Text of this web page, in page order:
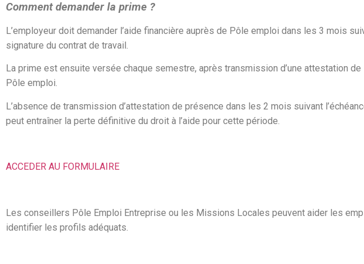
Comment demander la prime ?
L’employeur doit demander l’aide financière auprès de Pôle emploi dans les 3 mois
signature du contrat de travail.
La prime est ensuite versée chaque semestre, après transmission d’une attestation de
Pôle emploi.
L’absence de transmission d’attestation de présence dans les 2 mois suivant
peut entraîner la perte définitive du droit à l’aide pour cette période.
ACCEDER AU FORMULAIRE
Les conseillers Pôle Emploi Entreprise ou les Missions Locales peuvent aider les
identifier les profils adéquats.